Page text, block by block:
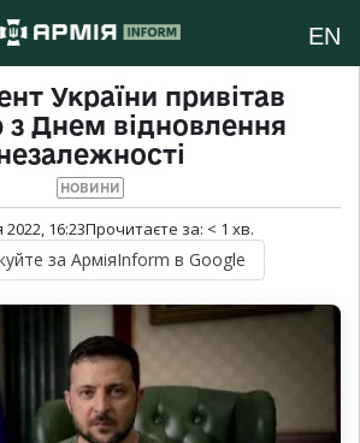
EN
України привітав
з Днем відновлення
НОВИНИ
16:23Прочитаєте за: < 1 хв.
за АрміяInform в Google